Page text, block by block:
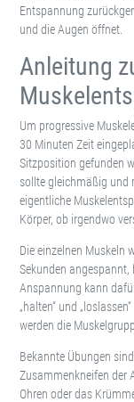
Entspannung
und die Augen öffnet.
Anleitung
Um progressive
30 Minuten Zeit
Sitzposition gefunden
sollte gleichmäßig und
eigentliche
Körper, ob irgendwo
Die einzelnen Muskeln
Sekunden
Anspannung kann
„halten“ und
werden die
Bekannte Übungen
Zusammenkneifen der
Ohren oder das